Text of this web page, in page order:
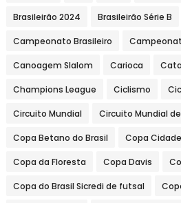
Brasileirão 2024 Brasileirão Série B
Campeonato Brasileiro
Canoagem Slalom Carioca
Champions League Ciclismo
Circuito Mundial Circuito Mundial
Copa Betano do Brasil Copa
Copa da Floresta Copa Davis
Copa do Brasil Sicredi de futsal